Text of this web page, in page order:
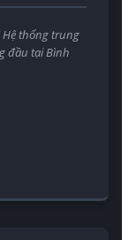
thống trung
đầu tại Bình